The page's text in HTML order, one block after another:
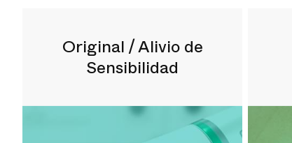
Original / Alivio de
Sensibilidad